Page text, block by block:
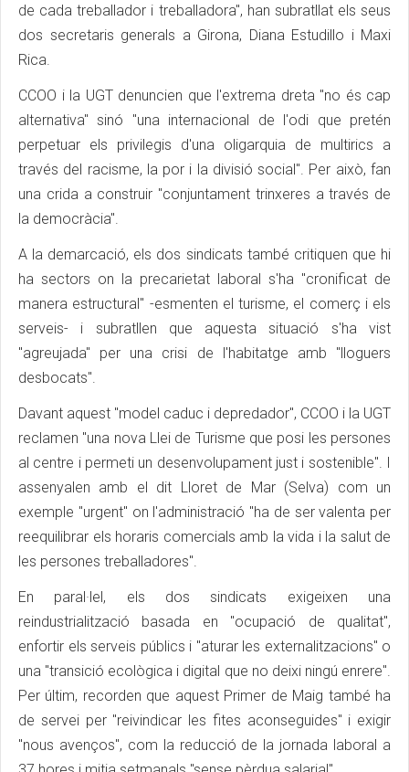
de cada treballador i treballadora", han subratllat els seus
dos secretaris generals a Girona, Diana Estudillo i Maxi
Rica.
CCOO i la UGT denuncien que l'extrema dreta "no és cap
alternativa" sinó "una internacional de l'odi que pretén
perpetuar els privilegis d'una oligarquia de multirics a
través del racisme, la por i la divisió social". Per això, fan
una crida a construir "conjuntament trinxeres a través de
la democràcia".
A la demarcació, els dos sindicats també critiquen que hi
ha sectors on la precarietat laboral s'ha "cronificat de
manera estructural" -esmenten el turisme, el comerç i els
serveis- i subratllen que aquesta situació s'ha vist
"agreujada" per una crisi de l'habitatge amb "lloguers
desbocats".
Davant aquest "model caduc i depredador", CCOO i la UGT
reclamen "una nova Llei de Turisme que posi les persones
al centre i permeti un desenvolupament just i sostenible". I
assenyalen amb el dit Lloret de Mar (Selva) com un
exemple "urgent" on l'administració "ha de ser valenta per
reequilibrar els horaris comercials amb la vida i la salut de
les persones treballadores".
En paral·lel, els dos sindicats exigeixen una
reindustrialització basada en "ocupació de qualitat",
enfortir els serveis públics i "aturar les externalitzacions" o
una "transició ecològica i digital que no deixi ningú enrere".
Per últim, recorden que aquest Primer de Maig també ha
de servei per "reivindicar les fites aconseguides" i exigir
"nous avenços", com la reducció de la jornada laboral a